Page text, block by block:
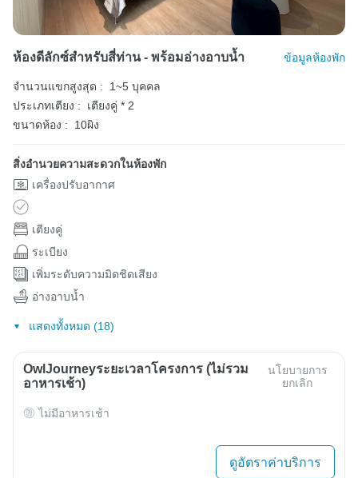
ห้องดีลักซ์สำหรับสี่ท่าน - พร้อมอ่างอาบน้ำ ข้อมูลห้องพัก
จำนวนแขกสูงสุด :
1~5 บุคคล
ประเภทเตียง :
เตียงคู่ * 2
ขนาดห้อง :
10ผิง
สิ่งอำนวยความสะดวกในห้องพัก
เครื่องปรับอากาศ
เตียงคู่
ระเบียง
เพิ่มระดับความมิดชิดเสียง
อ่างอาบน้ำ
แสดงทั้งหมด (18)
OwlJourneyระยะเวลาโครงการ (ไม่รวม
อาหารเช้า)
นโยบายการ
ยกเลิก
ไม่มีอาหารเช้า
ดูอัตราค่าบริการ